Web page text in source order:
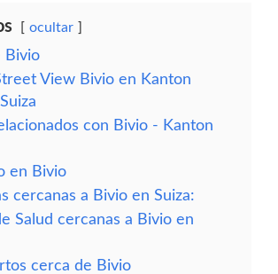
ocultar
Bivio
View Bivio en Kanton
con Bivio - Kanton
en Bivio
cercanas a Bivio en Suiza:
Salud cercanas a Bivio en
cerca de Bivio